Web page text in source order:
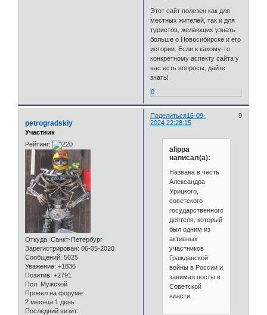
Этот сайт полезен как для
местных жителей, так и для
туристов, желающих узнать
больше о Новосибирске и его
истории. Если к какому-то
конкретному аспекту сайта у
вас есть вопросы, дайте
знать!
0
Поделиться 9
16-09-
2024 22:28:15
petrogradskiy
Участник
Рейтинг:
Откуда: Санкт-Петербург
Зарегистрирован: 06-05-2020
Сообщений: 5025
Уважение: +1836
Позитив: +2791
Пол: Мужской
Провел на форуме:
2 месяца 1 день
Последний визит:
alippa
написал(а):
Названа в честь
Александра
Урицкого,
советского
государственного
деятеля, который
был одним из
активных
участников
Гражданской
войны в России и
занимал посты в
Советской
власти.